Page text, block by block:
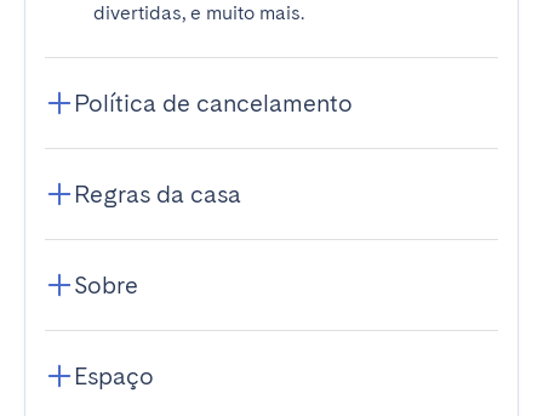
divertidas, e muito mais.
Política de cancelamento
Regras da casa
Sobre
Espaço